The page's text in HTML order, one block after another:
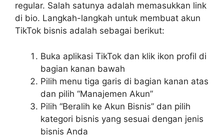
regular. Salah satunya adalah memasukkan link
di bio. Langkah-langkah untuk membuat akun
TikTok bisnis adalah sebagai berikut:
Buka aplikasi TikTok dan klik ikon profil di
bagian kanan bawah
Pilih menu tiga garis di bagian kanan atas
dan pilih “Manajemen Akun”
Pilih “Beralih ke Akun Bisnis” dan pilih
kategori bisnis yang sesuai dengan jenis
bisnis Anda